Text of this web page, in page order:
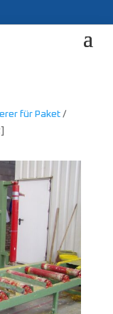
für Paket/